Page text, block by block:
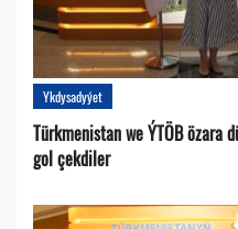
Ykdysadyýet
Türkmenistan we ÝTÖB özara
gol çekdiler